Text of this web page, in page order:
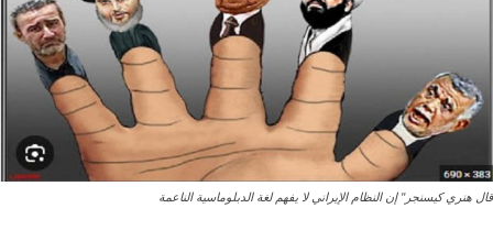
قال هنري كيسنجر" إن النظام الإيراني لا يفهم لغة الدبلوماسية الناعمة